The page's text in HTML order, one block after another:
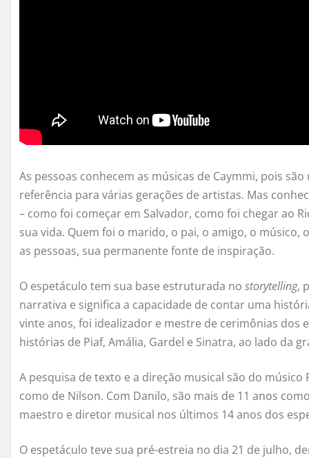
As pessoas conhecem as músicas de Caymmi, pois
referência para várias gerações de artistas. Mas
– como foi começar em Salvador, como foi chegar ao
sua vida. Quem foi o marido, o pai, o amigo, o
as pessoas, sua permanente fonte de inspiração.
O espetáculo tem sua base estruturada no storytelling,
narrativa e significa a capacidade de contar uma
vinte anos, foi idealizador e mestre de cerimônias dos
histórias de Piaf, Amália, Gardel e Sinatra, ao lado da
A pesquisa de texto e a direção musical são do
como de Nilson. Com Danilo, são mais de 11 anos
maestro e diretor musical nos últimos 14 anos dos
O espetáculo teve sua pré-estreia no dia 21 de julho,